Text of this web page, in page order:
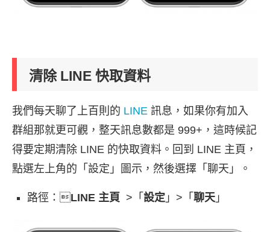
清除 LINE 快取資料
我們每天聊了上百則的 LINE 訊息，如果你有加入
群組那就更可觀，整天訊息數都是 999+，這時候記
得要定期清除 LINE 的快取資料。回到 LINE 主頁，
點選左上角的「設定」圖示，然後選擇「聊天」。
路徑：LINE 主頁 >「 設定 」>「 聊天 」